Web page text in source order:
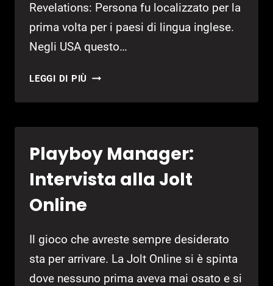
Revelations: Persona fu localizzato per la
prima volta per i paesi di lingua inglese.
Negli USA questo…
LEGGI DI PIÙ REACHING
TO
LE
TRACCE
VOCALI
Playboy Manager:
Intervista alla Jolt
Online
Il gioco che avreste sempre desiderato
sta per arrivare. La Jolt Online si è spinta
dove nessuno prima aveva mai osato e si